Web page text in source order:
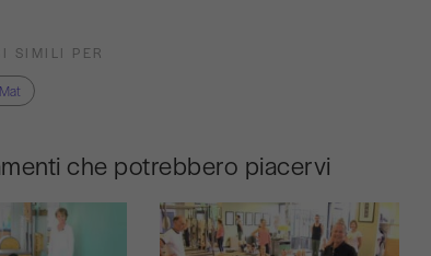
SIMILI PER
Mat
che potrebbero piacervi